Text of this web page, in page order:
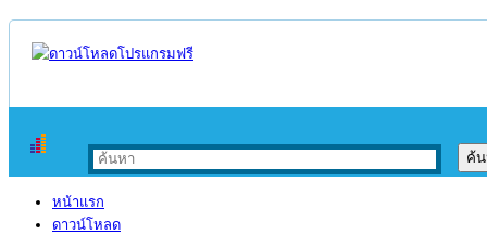
หน้าแรก
ดาวน์โหลด